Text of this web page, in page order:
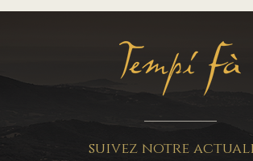
suivez notre